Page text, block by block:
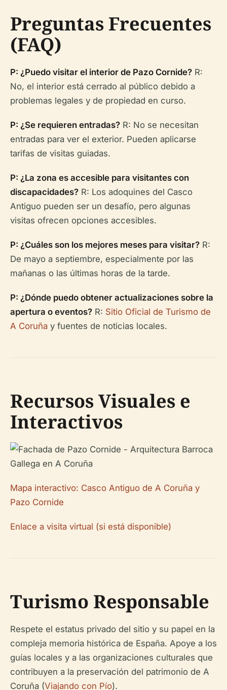
Preguntas Frecuentes
(FAQ)
P: ¿Puedo visitar el interior de Pazo Cornide? R:
No, el interior está cerrado al público debido a
problemas legales y de propiedad en curso.
P: ¿Se requieren entradas? R: No se necesitan
entradas para ver el exterior. Pueden aplicarse
tarifas de visitas guiadas.
P: ¿La zona es accesible para visitantes con
discapacidades? R: Los adoquines del Casco
Antiguo pueden ser un desafío, pero algunas
visitas ofrecen opciones accesibles.
P: ¿Cuáles son los mejores meses para visitar? R:
De mayo a septiembre, especialmente por las
mañanas o las últimas horas de la tarde.
P: ¿Dónde puedo obtener actualizaciones sobre la
apertura o eventos? R: Sitio Oficial de Turismo de
A Coruña y fuentes de noticias locales.
Recursos Visuales e
Interactivos
Mapa interactivo: Casco Antiguo de A Coruña y
Pazo Cornide
Enlace a visita virtual (si está disponible)
Turismo Responsable
Respete el estatus privado del sitio y su papel en la
compleja memoria histórica de España. Apoye a los
guías locales y a las organizaciones culturales que
contribuyen a la preservación del patrimonio de A
Coruña (Viajando con Pío).